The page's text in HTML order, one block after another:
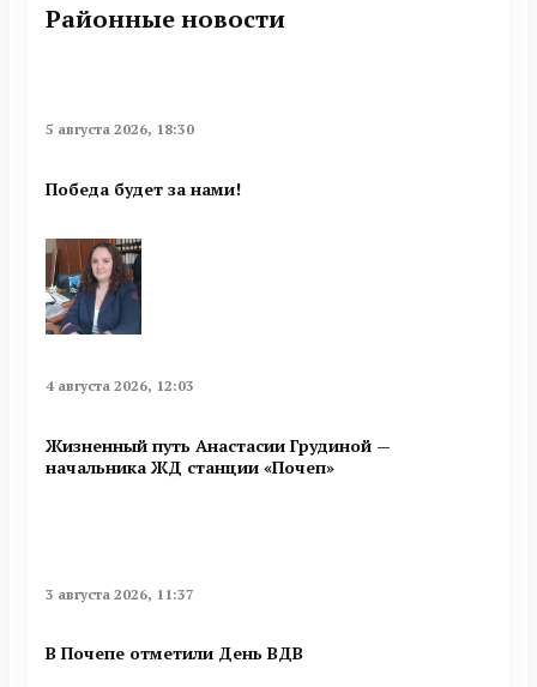
Районные новости
5 августа 2026, 18:30
Победа будет за нами!
4 августа 2026, 12:03
Жизненный путь Анастасии Грудиной —
начальника ЖД станции «Почеп»
3 августа 2026, 11:37
В Почепе отметили День ВДВ